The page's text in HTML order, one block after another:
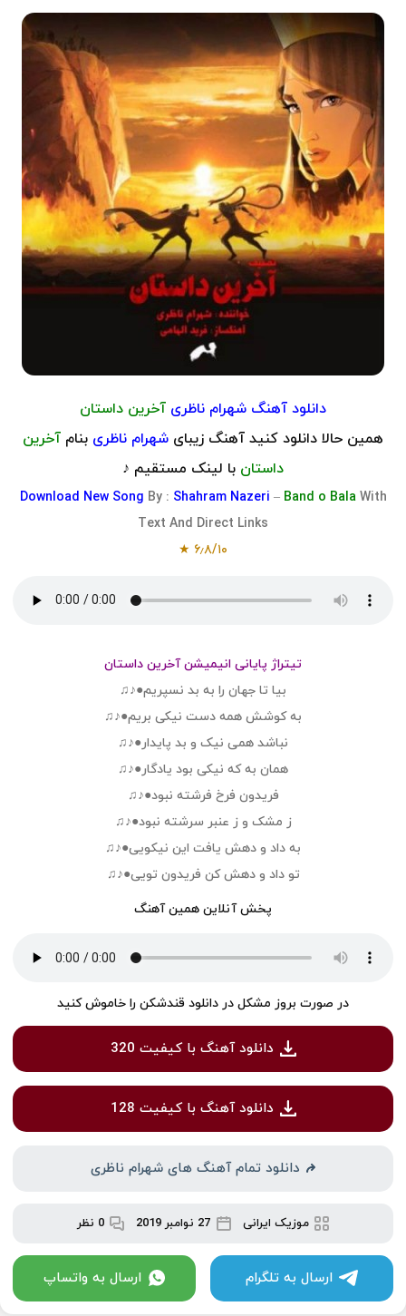
دانلود آهنگ شهرام ناظری آخرین داستان
همین حالا دانلود کنید آهنگ زیبای شهرام ناظری بنام آخرین
داستان با لینک مستقیم ♪
Download New Song By : Shahram Nazeri – Band o Bala With
Text And Direct Links
۶٫۸/۱۰ ★
تیتراژ پایانی انیمیشن آخرین داستان
بیا تا جهان را به بد نسپریم●♪♫
به کوشش همه دست نیکی بریم●♪♫
نباشد همی نیک و بد پایدار●♪♫
همان به که نیکی بود یادگار●♪♫
فریدون فرخ فرشته نبود●♪♫
ز مشک و ز عنبر سرشته نبود●♪♫
به داد و دهش یافت این نیکویی●♪♫
تو داد و دهش کن فریدون تویی●♪♫
پخش آنلاین همین آهنگ
در صورت بروز مشکل در دانلود قندشکن را خاموش کنید
دانلود آهنگ با کیفیت 320
دانلود آهنگ با کیفیت 128
دانلود تمام آهنگ های شهرام ناظری
موزیک ایرانی 27 نوامبر 2019 0 نظر
ارسال به تلگرام ارسال به واتساپ